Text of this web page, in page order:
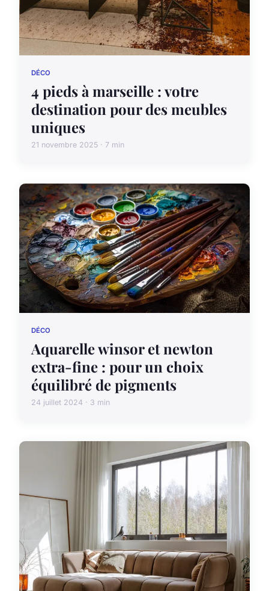
DÉCO
4 pieds à marseille : votre
destination pour des meubles
uniques
21 novembre 2025 · 7 min
DÉCO
Aquarelle winsor et newton
extra-fine : pour un choix
équilibré de pigments
24 juillet 2024 · 3 min